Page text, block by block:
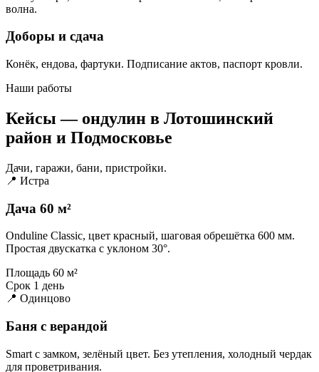
волна.
Доборы и сдача
Конёк, ендова, фартуки. Подписание актов, паспорт кровли.
Наши работы
Кейсы — ондулин в Лотошинский
район и Подмосковье
Дачи, гаражи, бани, пристройки.
📍 Истра
Дача 60 м²
Onduline Classic, цвет красный, шаговая обрешётка 600 мм.
Простая двускатка с уклоном 30°.
Площадь 60 м²
Срок 1 день
📍 Одинцово
Баня с верандой
Smart с замком, зелёный цвет. Без утепления, холодный чердак
для проветривания.